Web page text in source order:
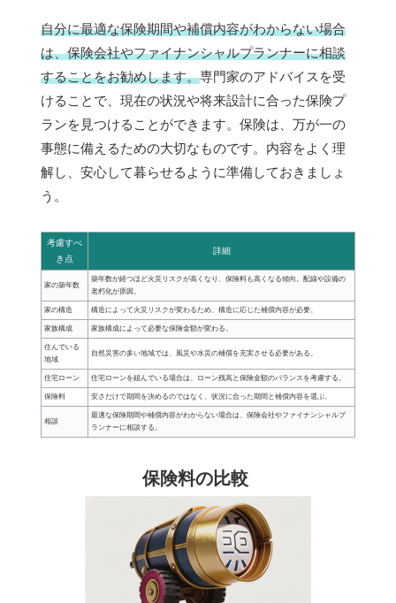
自分に最適な保険期間や補償内容がわからない場合
は、保険会社やファイナンシャルプランナーに相談
することをお勧めします。専門家のアドバイスを受
けることで、現在の状況や将来設計に合った保険プ
ランを見つけることができます。保険は、万が一の
事態に備えるための大切なものです。内容をよく理
解し、安心して暮らせるように準備しておきましょ
う。
考慮すべ
き点
詳細
家の築年数
築年数が経つほど火災リスクが高くなり、保険料も高くなる傾向。配線や設備の
老朽化が原因。
家の構造 構造によって火災リスクが変わるため、構造に応じた補償内容が必要。
家族構成 家族構成によって必要な保険金額が変わる。
住んでいる
地域
自然災害の多い地域では、風災や水災の補償を充実させる必要がある。
住宅ローン 住宅ローンを組んでいる場合は、ローン残高と保険金額のバランスを考慮する。
保険料 安さだけで期間を決めるのではなく、状況に合った期間と補償内容を選ぶ。
相談
最適な保険期間や補償内容がわからない場合は、保険会社やファイナンシャルプ
ランナーに相談する。
保険料の比較